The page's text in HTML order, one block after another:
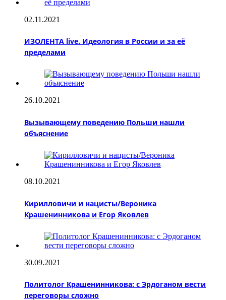
02.11.2021
ИЗОЛЕНТА live. Идеология в России и за её
пределами
26.10.2021
Вызывающему поведению Польши нашли
объяснение
08.10.2021
Кирилловичи и нацисты/Вероника
Крашенинникова и Егор Яковлев
30.09.2021
Политолог Крашенинникова: с Эрдоганом вести
переговоры сложно